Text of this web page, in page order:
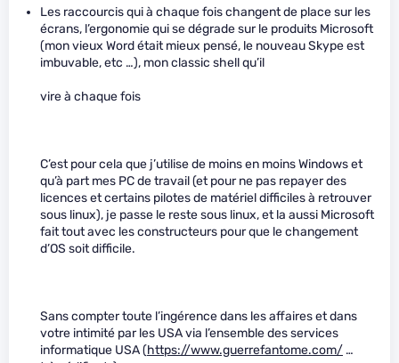
Les raccourcis qui à chaque fois changent de place sur les
écrans, l’ergonomie qui se dégrade sur le produits Microsoft
(mon vieux Word était mieux pensé, le nouveau Skype est
imbuvable, etc …), mon classic shell qu’il
vire à chaque fois
C’est pour cela que j’utilise de moins en moins Windows et
qu’à part mes PC de travail (et pour ne pas repayer des
licences et certains pilotes de matériel difficiles à retrouver
sous linux), je passe le reste sous linux, et la aussi Microsoft
fait tout avec les constructeurs pour que le changement
d’OS soit difficile.
Sans compter toute l’ingérence dans les affaires et dans
votre intimité par les USA via l’ensemble des services
informatique USA (https://www.guerrefantome.com/ …